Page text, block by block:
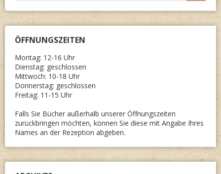
ÖFFNUNGSZEITEN
Montag: 12-16 Uhr
Dienstag: geschlossen
Mittwoch: 10-18 Uhr
Donnerstag: geschlossen
Freitag: 11-15 Uhr
Falls Sie Bücher außerhalb unserer Öffnungszeiten
zurückbringen möchten, können Sie diese mit Angabe Ihres
Names an der Rezeption abgeben.